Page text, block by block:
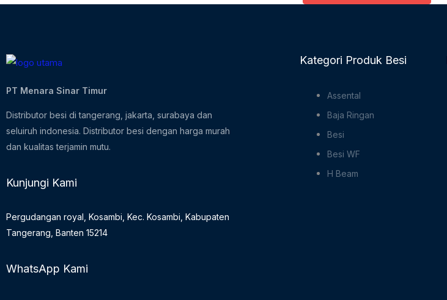
PT Menara Sinar Timur
Distributor besi di tangerang, jakarta, surabaya dan
seluiruh indonesia. Distributor besi dengan harga murah
dan kualitas terjamin mutu.
Kunjungi Kami
Pergudangan royal, Kosambi, Kec. Kosambi, Kabupaten
Tangerang, Banten 15214
WhatsApp Kami
Kategori Produk Besi
Assental
Baja Ringan
Besi
Besi WF
H Beam